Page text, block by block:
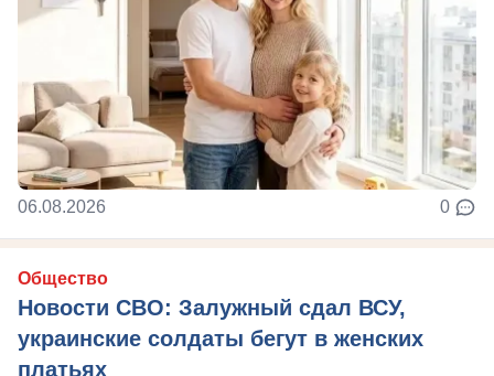
06.08.2026 0
Общество
Новости СВО: Залужный сдал ВСУ,
украинские солдаты бегут в женских
платьях